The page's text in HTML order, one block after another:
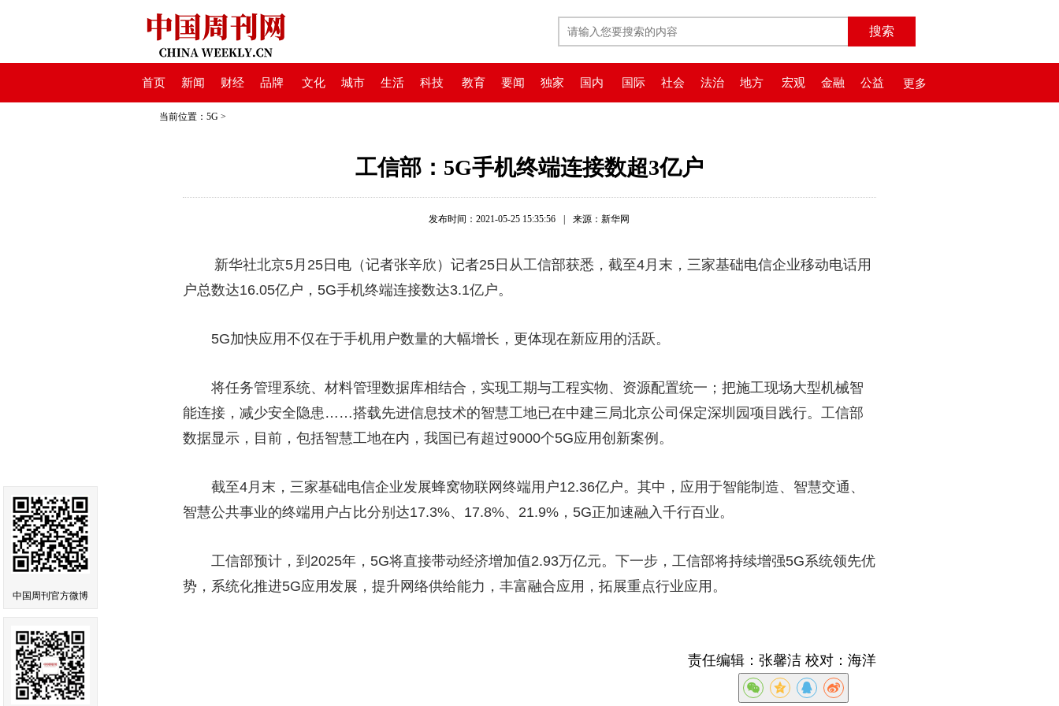
首页 新闻 财经 品牌 文化 城市 生活 科技 教育 要闻 独家 国内 国际 社会 法治 地方 宏观 金融 公益 更多
当前位置： 5G >
工信部：5G手机终端连接数超3亿户
发布时间：2021-05-25 15:35:56 来源：新华网
新华社北京5月25日电（记者张辛欣）记者25日从工信部获悉，截至4月末，三家基础电信企业移动电话用
户总数达16.05亿户，5G手机终端连接数达3.1亿户。
5G加快应用不仅在于手机用户数量的大幅增长，更体现在新应用的活跃。
将任务管理系统、材料管理数据库相结合，实现工期与工程实物、资源配置统一；把施工现场大型机械智
能连接，减少安全隐患……搭载先进信息技术的智慧工地已在中建三局北京公司保定深圳园项目践行。工信部
数据显示，目前，包括智慧工地在内，我国已有超过9000个5G应用创新案例。
截至4月末，三家基础电信企业发展蜂窝物联网终端用户12.36亿户。其中，应用于智能制造、智慧交通、
智慧公共事业的终端用户占比分别达17.3%、17.8%、21.9%，5G正加速融入千行百业。
工信部预计，到2025年，5G将直接带动经济增加值2.93万亿元。下一步，工信部将持续增强5G系统领先优
势，系统化推进5G应用发展，提升网络供给能力，丰富融合应用，拓展重点行业应用。
责任编辑：张馨洁 校对：海洋
中国周刊官方微博